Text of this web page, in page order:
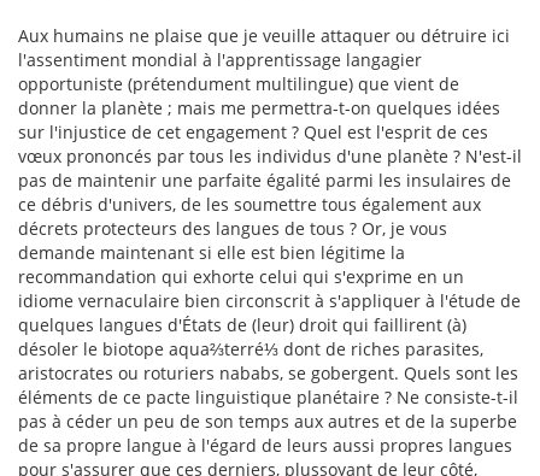
Aux humains ne plaise que je veuille attaquer ou détruire ici
l'assentiment mondial à l'apprentissage langagier
opportuniste (prétendument multilingue) que vient de
donner la planète ; mais me permettra-t-on quelques idées
sur l'injustice de cet engagement ? Quel est l'esprit de ces
vœux prononcés par tous les individus d'une planète ? N'est-il
pas de maintenir une parfaite égalité parmi les insulaires de
ce débris d'univers, de les soumettre tous également aux
décrets protecteurs des langues de tous ? Or, je vous
demande maintenant si elle est bien légitime la
recommandation qui exhorte celui qui s'exprime en un
idiome vernaculaire bien circonscrit à s'appliquer à l'étude de
quelques langues d'États de (leur) droit qui faillirent (à)
désoler le biotope aqua⅔terré⅓ dont de riches parasites,
aristocrates ou roturiers nababs, se gobergent. Quels sont les
éléments de ce pacte linguistique planétaire ? Ne consiste-t-il
pas à céder un peu de son temps aux autres et de la superbe
de sa propre langue à l'égard de leurs aussi propres langues
pour s'assurer que ces derniers, plussoyant de leur côté,